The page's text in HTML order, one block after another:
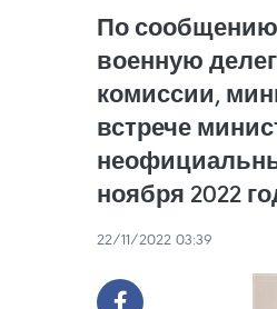
По сообщению
военную
комиссии,
встрече
ноября 2022
22/11/2022 03:39